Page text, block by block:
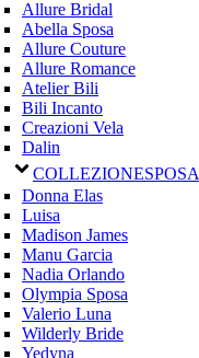
Allure Bridal
Abella Sposa
Allure Couture
Allure Romance
Atelier Bili
Bili Incanto
Creazioni Vela
Dalin
COLLEZIONESPOSA
Donna Elas
Luisa
Madison James
Manu Garcia
Nadia Orlando
Olympia Sposa
Valerio Luna
Wilderly Bride
Yedyna